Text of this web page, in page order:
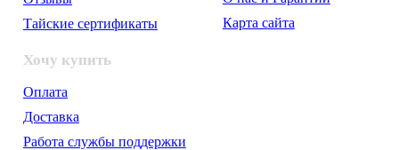
Тайские сертификаты
Хочу купить
Оплата
Доставка
Работа службы поддержки
Карта сайта